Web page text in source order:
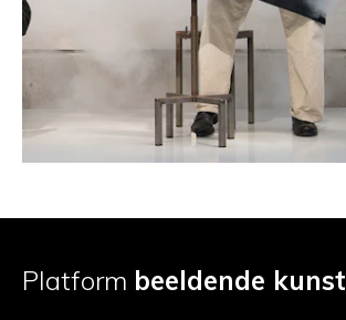
Platform beeldende kunst